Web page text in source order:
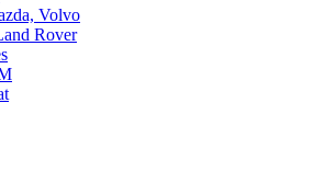
Volvo
Rover